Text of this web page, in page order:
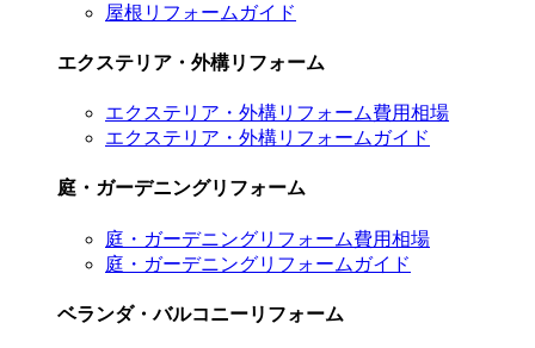
屋根リフォームガイド
エクステリア・外構リフォーム
エクステリア・外構リフォーム費用相場
エクステリア・外構リフォームガイド
庭・ガーデニングリフォーム
庭・ガーデニングリフォーム費用相場
庭・ガーデニングリフォームガイド
ベランダ・バルコニーリフォーム